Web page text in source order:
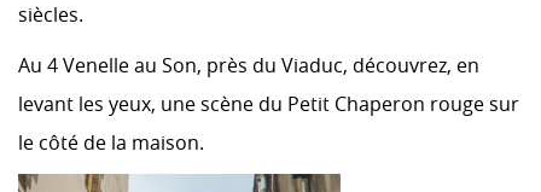
siècles.
Au 4 Venelle au Son, près du Viaduc, découvrez, en
levant les yeux, une scène du Petit Chaperon rouge sur
le côté de la maison.